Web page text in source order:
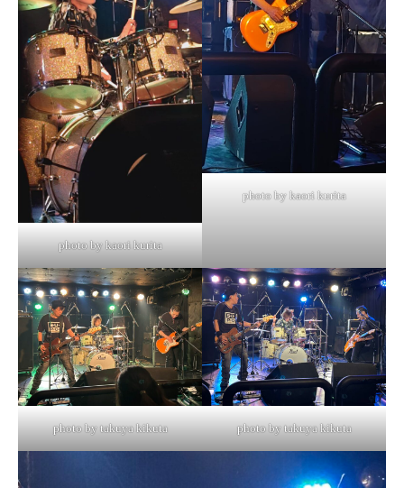
photo by kaori kurita
photo by kaori kurita
photo by takuya kikuta photo by takuya kikuta